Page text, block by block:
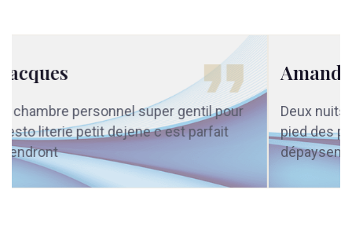
Amandine
Deux nuits chaleureuses dans une cabane au
pied des pistes, un petit cocon pour un grand
dépaysement !